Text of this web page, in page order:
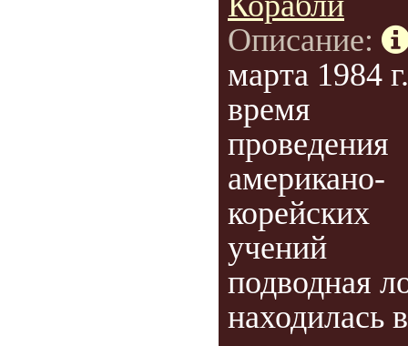
Описание:
марта 1984
время
проведения
американо-
корейских
учений
подводная
находилась в